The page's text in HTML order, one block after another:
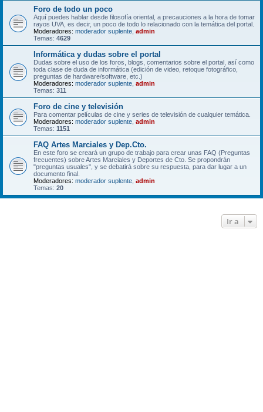
Foro de todo un poco
Aquí puedes hablar desde filosofía oriental, a precauciones a la hora de tomar
rayos UVA, es decir, un poco de todo lo relacionado con la temática del portal.
Moderadores: moderador suplente admin
Temas: 4629
Informática y dudas sobre el portal
Dudas sobre el uso de los foros, blogs, comentarios sobre el portal, así como
toda clase de duda de informática (edición de video, retoque fotográfico,
preguntas de hardware/software, etc.)
Moderadores: moderador suplente admin
Temas: 311
Foro de cine y televisión
Para comentar películas de cine y series de televisión de cualquier temática.
Moderadores: moderador suplente admin
Temas: 1151
FAQ Artes Marciales y Dep.Cto.
En este foro se creará un grupo de trabajo para crear unas FAQ (Preguntas
frecuentes) sobre Artes Marciales y Deportes de Cto. Se propondrán
"preguntas usuales", y se debatirá sobre su respuesta, para dar lugar a un
documento final.
Moderadores: moderador suplente admin
Temas: 20
Ir a